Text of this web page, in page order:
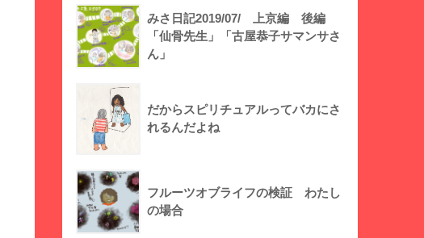
みさ日記2019/07/ 上京編 後編
「仙骨先生」「古屋恭子サマンサさ
ん」
だからスピリチュアルってバカにさ
れるんだよね
フルーツオブライフの検証 わたし
の場合